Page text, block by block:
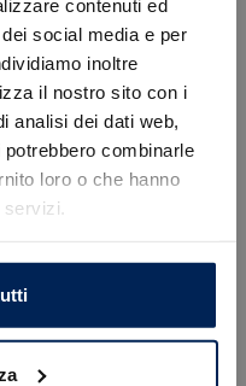
contenuti ed
social media e per
inoltre
il nostro sito con i
analisi dei dati web,
combinarle
loro o che hanno
Compila i
il prima
riuscito